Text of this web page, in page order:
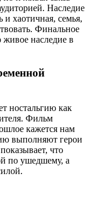
Наследие
и хаотичная, семья,
Финальное
наследие в
ностальгию как
Фильм
кажется нам
выполняют герои
что
по ушедшему, а